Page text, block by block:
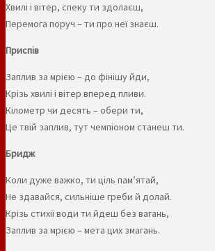
Хвилі і вітер, спеку ти здолаєш,
Перемога поруч – ти про неї знаєш.
Приспів
Заплив за мрією – до фінішу йди,
Крізь хвилі і вітер вперед пливи.
Кілометр чи десять – обери ти,
Це твій заплив, тут чемпіоном станеш ти.
Бридж
Коли дуже важко, ти ціль пам’ятай,
Не здавайся, сильніше греби й долай.
Крізь стихії води ти йдеш без вагань,
Заплив за мрією – мета цих змагань.